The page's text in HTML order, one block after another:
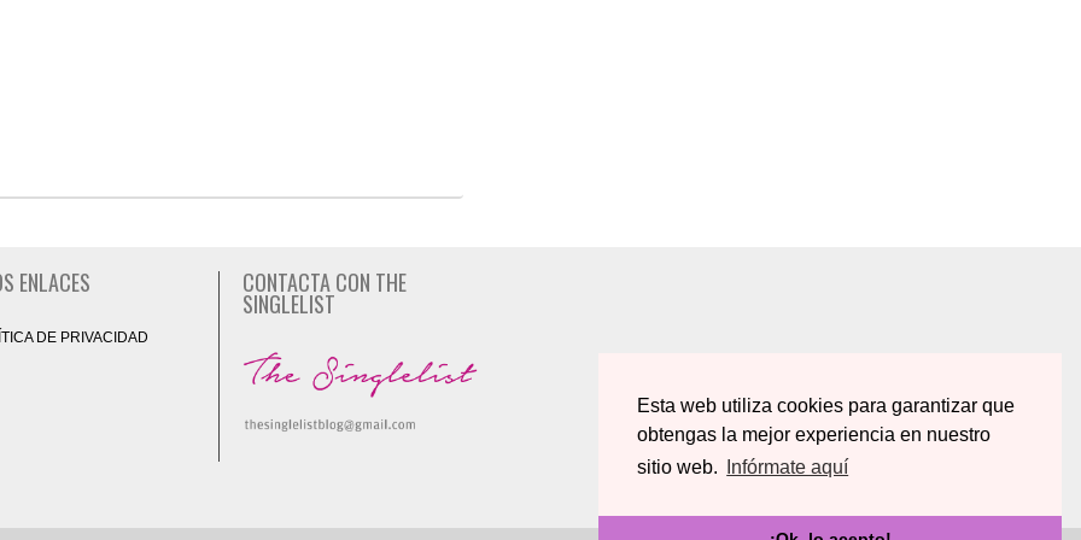
Esta web utiliza cookies para garantizar que
obtengas la mejor experiencia en nuestro
sitio web.
Infórmate aquí
ENLACES
DE PRIVACIDAD
CONTACTA CON THE
SINGLELIST